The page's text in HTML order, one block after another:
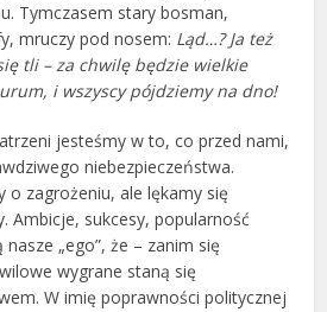
Tymczasem stary bosman,
mruczy pod nosem: Ląd…? Ja też
tli – za chwilę będzie wielkie
i wszyscy pójdziemy na dno!
jesteśmy w to, co przed nami,
niebezpieczeństwa.
o zagrożeniu, ale lękamy się
Ambicje, sukcesy, popularność
„ego”, że – zanim się
wygrane staną się
W imię poprawności politycznej